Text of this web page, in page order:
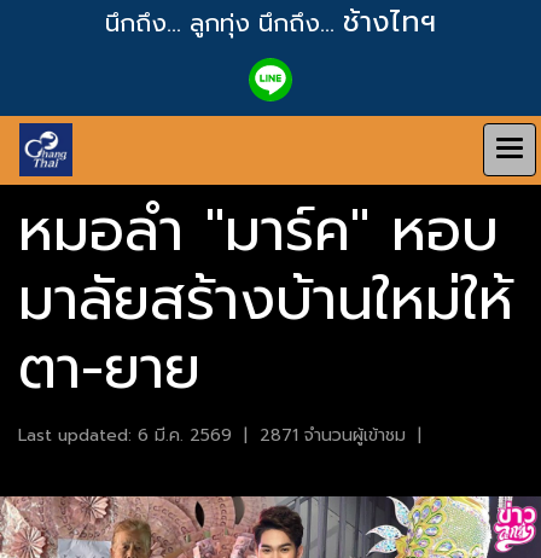
นึกถึง... ลูกทุ่ง นึกถึง... ช้างไทฯ
หมอลำ "มาร์ค" หอบ
มาลัยสร้างบ้านใหม่ให้
ตา-ยาย
Last updated: 6 มี.ค. 2569 | 2871 จำนวนผู้เข้าชม |